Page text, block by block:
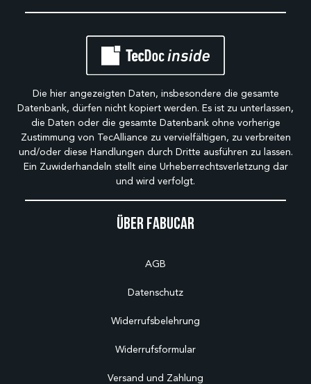
Über Fabucar
AGB
Datenschutz
Widerrufsbelehrung
Widerrufsformular
Versand und Zahlung
Die hier angezeigten Daten, insbesondere die gesamte
Datenbank, dürfen nicht kopiert werden. Es ist zu unterlassen,
die Daten oder die gesamte Datenbank ohne vorherige
Zustimmung von TecAlliance zu vervielfältigen, zu verbreiten
und/oder diese Handlungen durch Dritte ausführen zu lassen.
Ein Zuwiderhandeln stellt eine Urheberrechtsverletzung dar
und wird verfolgt.